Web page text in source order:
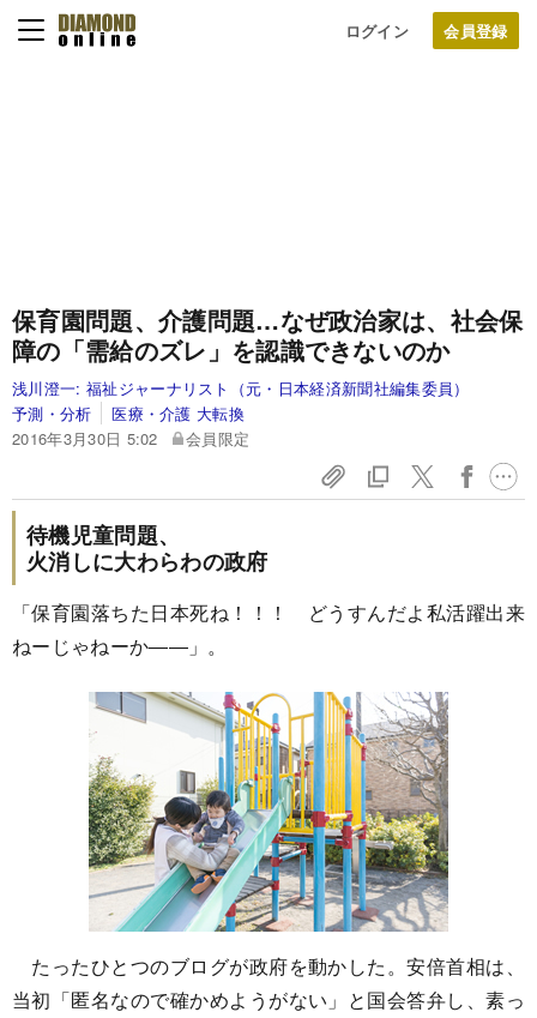
ログイン
保育園問題、介護問題…なぜ政治家は、社会保
障の「需給のズレ」を認識できないのか
浅川澄一: 福祉ジャーナリスト（元・日本経済新聞社編集委員）
予測・分析
医療・介護 大転換
2016年3月30日 5:02
会員限定
待機児童問題、
火消しに大わらわの政府
「保育園落ちた日本死ね！！！ どうすんだよ私活躍出来
ねーじゃねーか――」。
たったひとつのブログが政府を動かした。安倍首相は、
当初「匿名なので確かめようがない」と国会答弁し、素っ